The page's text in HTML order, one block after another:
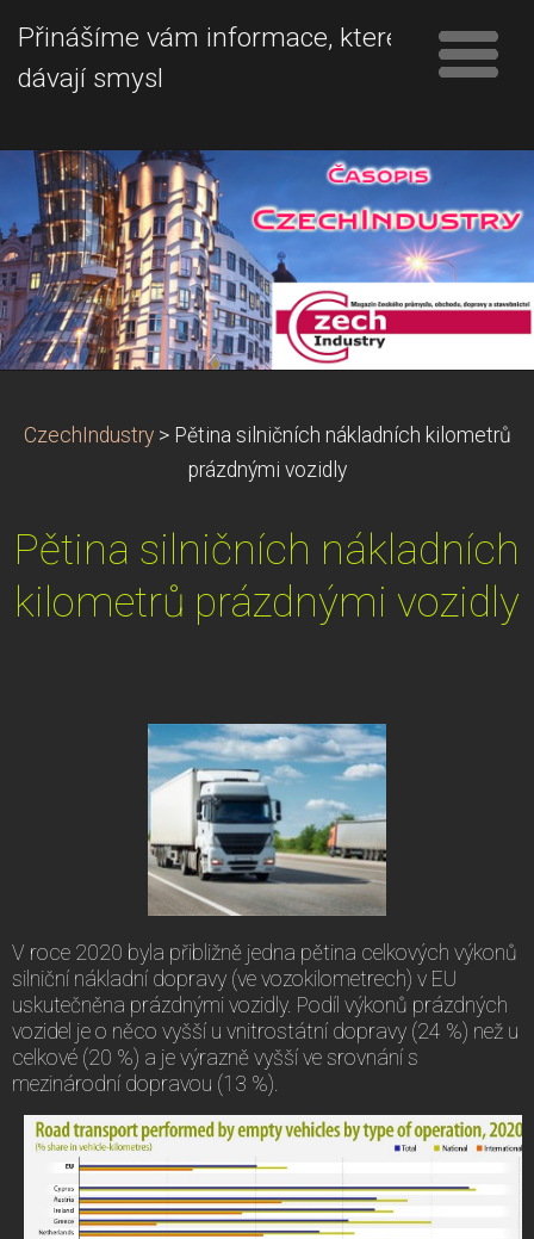
Přinášíme vám informace, které
dávají smysl
CzechIndustry > Pětina silničních nákladních kilometrů
prázdnými vozidly
Pětina silničních nákladních
kilometrů prázdnými vozidly
V roce 2020 byla přibližně jedna pětina celkových výkonů
silniční nákladní dopravy (ve vozokilometrech) v EU
uskutečněna prázdnými vozidly. Podíl výkonů prázdných
vozidel je o něco vyšší u vnitrostátní dopravy (24 %) než u
celkové (20 %) a je výrazně vyšší ve srovnání s
mezinárodní dopravou (13 %).